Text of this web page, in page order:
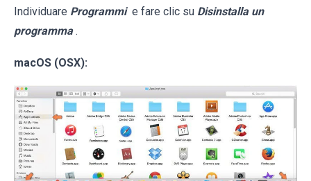
Individuare Programmi e fare clic su Disinstalla un
programma .
macOS (OSX):